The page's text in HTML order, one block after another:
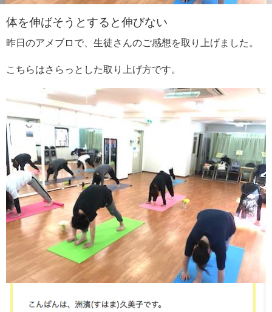
体を伸ばそうとすると伸びない
昨日のアメブロで、生徒さんのご感想を取り上げました。
こちらはさらっとした取り上げ方です。